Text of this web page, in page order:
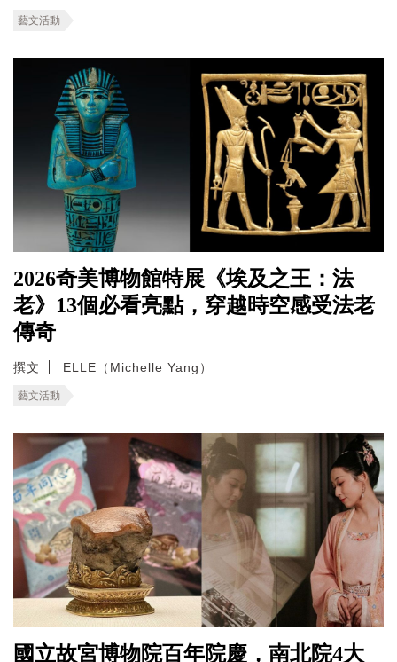
藝文活動
2026奇美博物館特展《埃及之王：法
老》13個必看亮點，穿越時空感受法老
傳奇
撰文 ELLE（Michelle Yang）
藝文活動
國立故宮博物院百年院慶，南北院4大